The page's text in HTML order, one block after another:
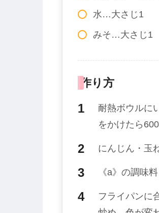
水…大さじ1
みそ…大さじ1
作り方
耐熱ボウルに
をかけたら
にんじん・玉
《a》の調味
フライパンに